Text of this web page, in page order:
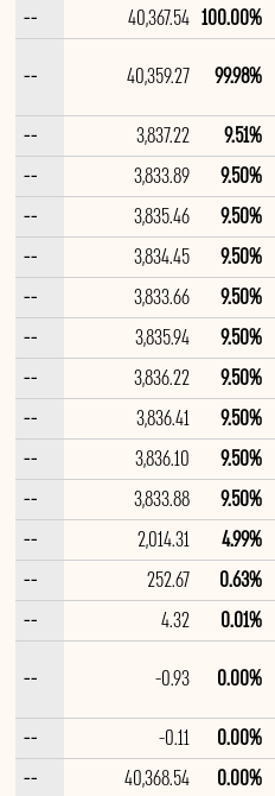
100.00%
40,367.54
--
99.98%
40,359.27
--
9.51%
3,837.22
--
9.50%
3,833.89
--
9.50%
3,835.46
--
9.50%
3,834.45
--
9.50%
3,833.66
--
9.50%
3,835.94
--
9.50%
3,836.22
--
9.50%
3,836.41
--
9.50%
3,836.10
--
9.50%
3,833.88
--
4.99%
2,014.31
--
0.63%
252.67
--
0.01%
4.32
--
0.00%
-0.93
--
0.00%
-0.11
--
0.00%
40,368.54
--